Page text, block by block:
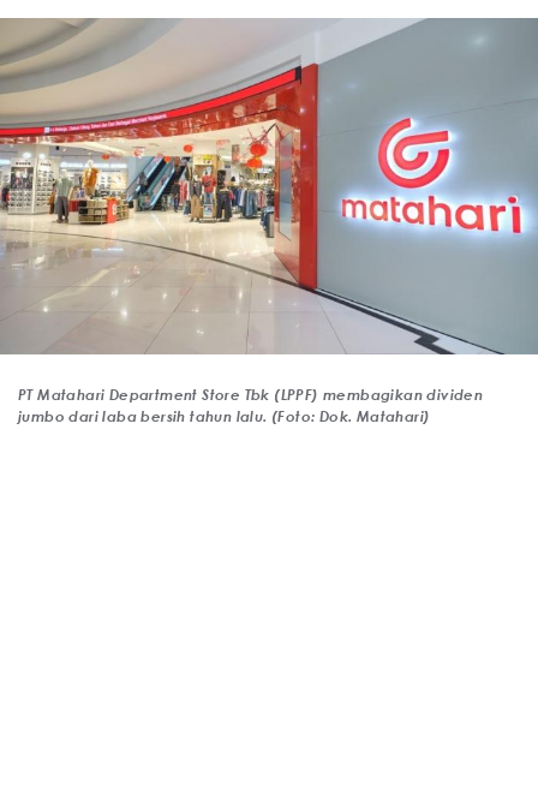
PT Matahari Department Store Tbk (LPPF) membagikan dividen
jumbo dari laba bersih tahun lalu. (Foto: Dok. Matahari)